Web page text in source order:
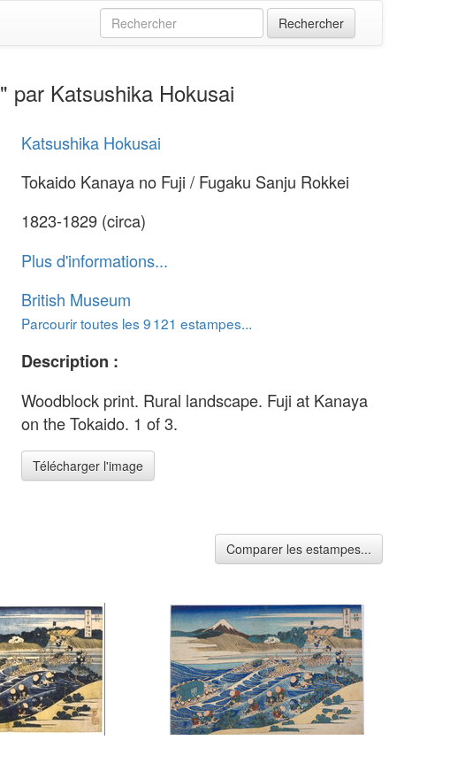
par Katsushika Hokusai
Katsushika Hokusai
Tokaido Kanaya no Fuji / Fugaku Sanju Rokkei
1823-1829 (circa)
Plus d'informations...
British Museum
Parcourir toutes les 9 121 estampes...
Description :
Woodblock print. Rural landscape. Fuji at Kanaya
on the Tokaido. 1 of 3.
Télécharger l'image
Comparer les estampes...